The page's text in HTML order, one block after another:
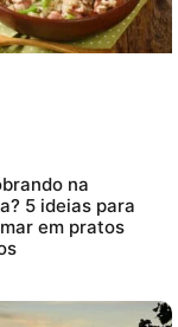
na
5 ideias para
em pratos